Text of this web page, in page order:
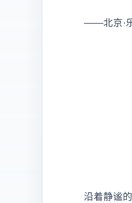
——北京·
沿着静谧